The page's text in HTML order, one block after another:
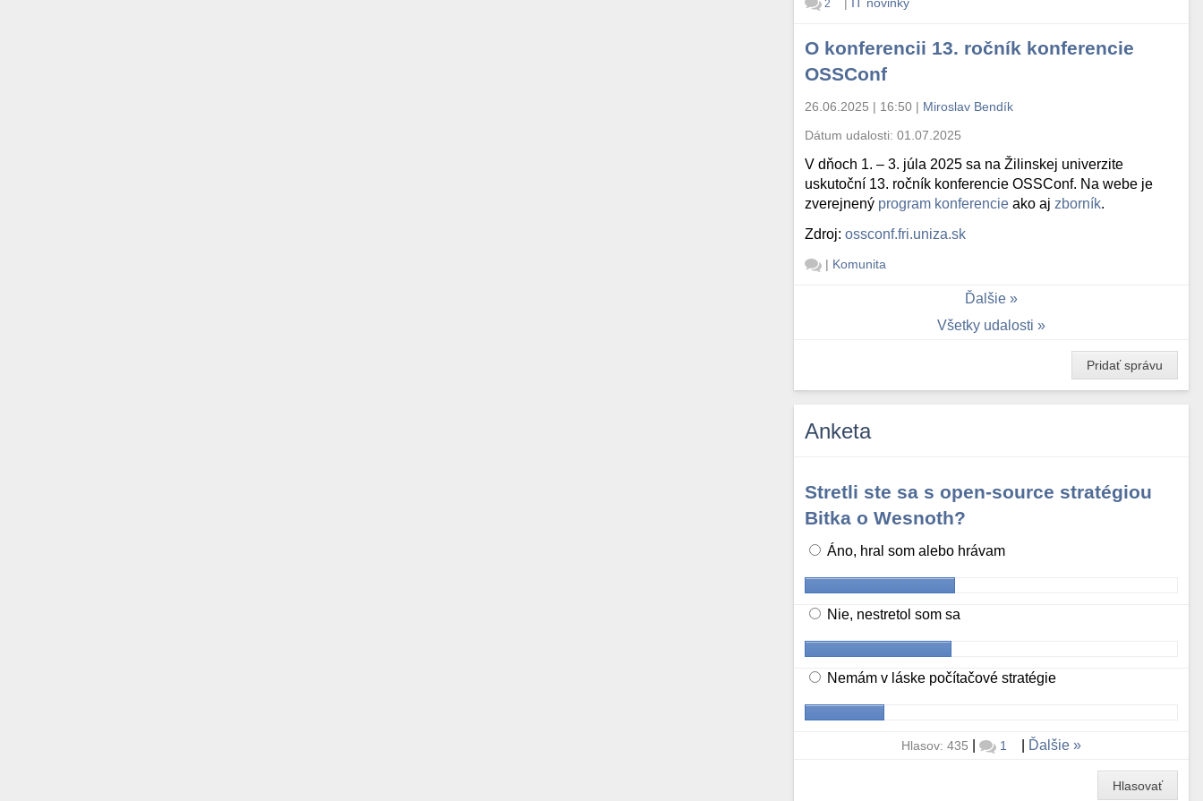
2
O konferencii 13. ročník konferencie
OSSConf
26.06.2025 | 16:50 | Miroslav Bendík
Dátum udalosti:01.07.2025
V dňoch 1. – 3. júla 2025 sa na Žilinskej univerzite
uskutoční 13. ročník konferencie OSSConf. Na webe je
zverejnený program konferencie ako aj zborník.
Zdroj:ossconf.fri.uniza.sk
| Komunita
Ďalšie
Všetky udalosti
Pridať správu
Anketa
Stretli ste sa s open-source stratégiou
Bitka o Wesnoth?
Áno, hral som alebo hrávam
Nie, nestretol som sa
Nemám v láske počítačové stratégie
Hlasov: 435 | 1 Ďalšie
Hlasovať